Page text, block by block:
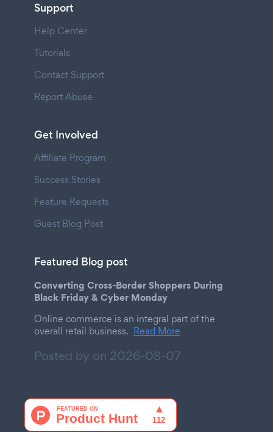
Support
Help Center
Tutorials
Contact Support
Report Abuse
Get Involved
Affiliate Program
Success Stories
Feature Requests
Guest Blog Post
Featured Blog post
Converting Cross-Border Shoppers During
Black Friday & Cyber Monday
Online commerce is an integral part of the
overall retail business. Read More
Posted by on 2026-08-07